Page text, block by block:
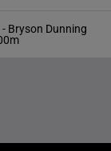
- Bryson Dunning